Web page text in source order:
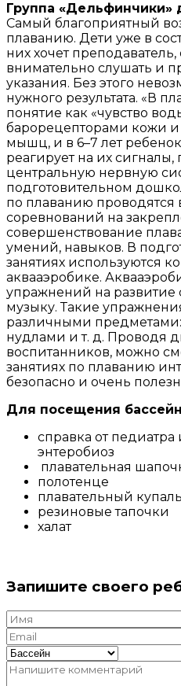
Группа «Дельфинчики»
Самый благоприятный
плаванию. Дети уже в
них хочет
внимательно слушать и
указания. Без этого
нужного результата. «В
понятие как «чувство
барорецепторами кожи
мышц, и в 6–7 лет
реагирует на их
центральную нервную
подготовительном
по плаванию проводятся
соревнований на
совершенствование
умений, навыков. В
занятиях используются
аквааэробике.
упражнений на
музыку. Такие
различными
нудлами и т. д. Проводя
воспитанников, можно
занятиях по плаванию
безопасно и очень
Для посещения
справка от педиатра
энтеробиоз
плавательная
полотенце
плавательный
резиновые тапочки
халат
Запишите своего